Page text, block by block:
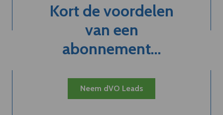
Kort de voordelen
van een
abonnement...
Neem dVO Leads